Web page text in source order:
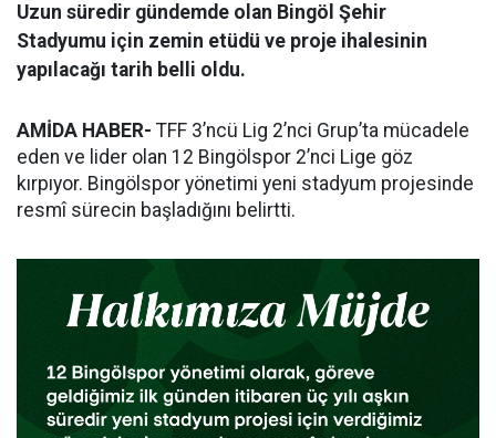
Uzun süredir gündemde olan Bingöl Şehir
Stadyumu için zemin etüdü ve proje ihalesinin
yapılacağı tarih belli oldu.
AMİDA HABER- TFF 3’ncü Lig 2’nci Grup’ta mücadele
eden ve lider olan 12 Bingölspor 2’nci Lige göz
kırpıyor. Bingölspor yönetimi yeni stadyum projesinde
resmî sürecin başladığını belirtti.